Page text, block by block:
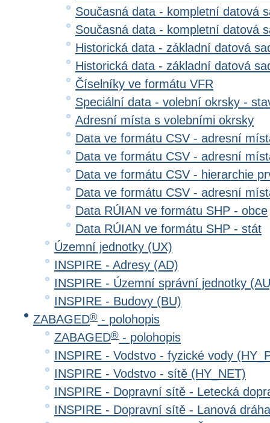
Současná data - kompletní datová
Současná data - kompletní datová
Historická data - základní datová
Historická data - základní datová
Číselníky ve formátu VFR
Speciální data - volební okrsky -
Adresní místa s volebními okrsky
Data ve formátu CSV - adresní
Data ve formátu CSV - adresní
Data ve formátu CSV - hierarchie
Data ve formátu CSV - adresní
Data RÚIAN ve formátu SHP - obce
Data RÚIAN ve formátu SHP - stát
Územní jednotky (UX)
INSPIRE - Adresy (AD)
INSPIRE - Územní správní jednotky
INSPIRE - Budovy (BU)
ZABAGED® - polohopis
ZABAGED® - polohopis
INSPIRE - Vodstvo - fyzické vody
INSPIRE - Vodstvo - sítě (HY_NET)
INSPIRE - Dopravní sítě - Letecká
INSPIRE - Dopravní sítě - Lanová